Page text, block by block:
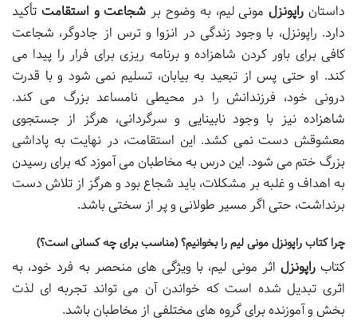
داستان راپونزلمونی لیم، به وضوح بر شجاعت و استقامت تأکید
دارد. راپونزل، با وجود زندگی در انزوا و ترس از جادوگر، شجاعت
کافی برای باور کردن شاهزاده و برنامه ریزی برای فرار را پیدا می
کند. او حتی پس از تبعید به بیابان، تسلیم نمی شود و با قدرت
درونی خود، فرزندانش را در محیطی نامساعد بزرگ می کند.
شاهزاده نیز با وجود نابینایی و سرگردانی، هرگز از جستجوی
معشوقش دست نمی کشد. این استقامت، در نهایت به پاداشی
بزرگ ختم می شود. این درس به مخاطبان می آموزد که برای رسیدن
به اهداف و غلبه بر مشکلات، باید شجاع بود و هرگز از تلاش دست
برنداشت، حتی اگر مسیر طولانی و پر از سختی باشد.
چرا کتاب راپونزل مونی لیم را بخوانیم؟ (مناسب برای چه کسانی است؟)
کتابراپونزل اثر مونی لیم، با ویژگی های منحصر به فرد خود، به
اثری تبدیل شده است که خواندن آن می تواند تجربه ای لذت
بخش و آموزنده برای گروه های مختلفی از مخاطبان باشد.